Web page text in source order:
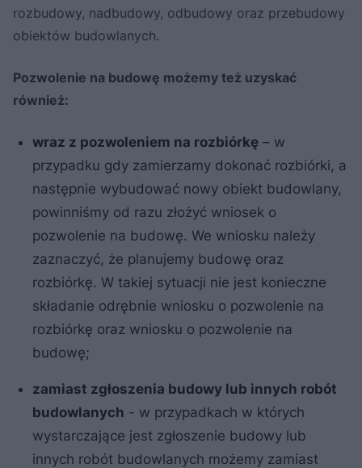
rozbudowy, nadbudowy, odbudowy oraz przebudowy
obiektów budowlanych.
Pozwolenie na budowę możemy też uzyskać
również:
wraz z pozwoleniem na rozbiórkę – w
przypadku gdy zamierzamy dokonać rozbiórki, a
następnie wybudować nowy obiekt budowlany,
powinniśmy od razu złożyć wniosek o
pozwolenie na budowę. We wniosku należy
zaznaczyć, że planujemy budowę oraz
rozbiórkę. W takiej sytuacji nie jest konieczne
składanie odrębnie wniosku o pozwolenie na
rozbiórkę oraz wniosku o pozwolenie na
budowę;
zamiast zgłoszenia budowy lub innych robót
budowlanych - w przypadkach w których
wystarczające jest zgłoszenie budowy lub
innych robót budowlanych możemy zamiast